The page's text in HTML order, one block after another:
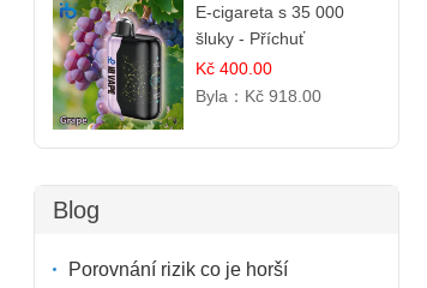
E-cigareta s 35 000
šluky - Příchuť
čerstvého hroznů
Kč 400.00
Byla： Kč 918.00
Blog
Porovnání rizik co je horší